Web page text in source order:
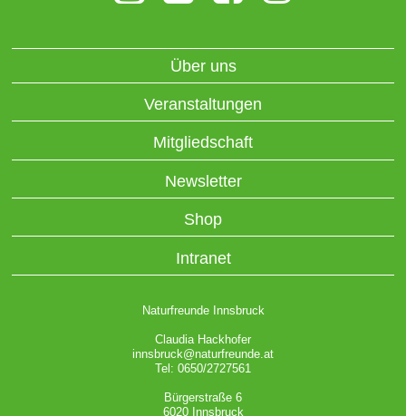
Über uns
Veranstaltungen
Mitgliedschaft
Newsletter
Shop
Intranet
Naturfreunde Innsbruck
Claudia Hackhofer
innsbruck@naturfreunde.at
Tel: 0650/2727561
Bürgerstraße 6
6020 Innsbruck